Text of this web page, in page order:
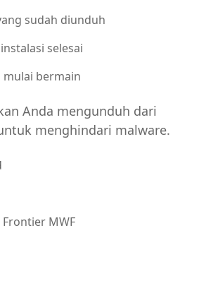
sudah diunduh
selesai
mulai bermain
Anda mengunduh dari
menghindari malware.
MWF